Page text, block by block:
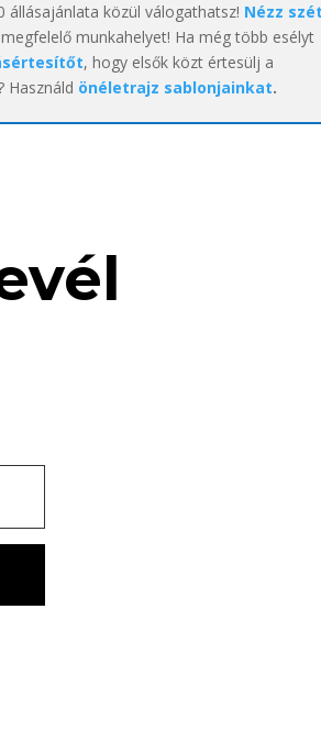
állásajánlata közül válogathatsz! Nézz
munkahelyet! Ha még több esélyt
, hogy elsők közt értesülj a
Használd önéletrajz sablonjainkat.